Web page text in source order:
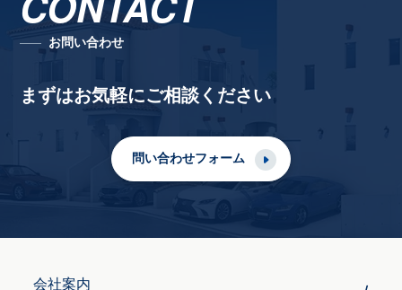
お問い合わせ
まずはお気軽にご相談ください
問い合わせフォーム
会社案内